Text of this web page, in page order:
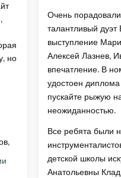
Очень
талантливый
выступление
Алексей Лазнев,
впечатление. В
удостоен
пускайте рыжую
неожиданностью.
Все ребята были
детской школы
Анатольевны
но